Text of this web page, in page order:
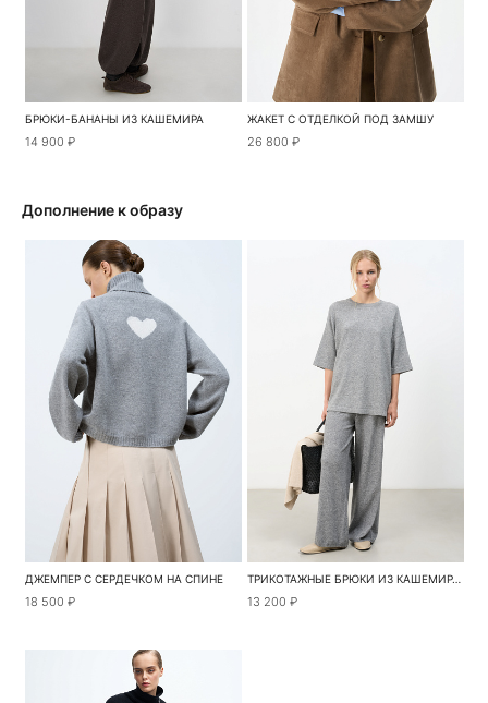
БРЮКИ-БАНАНЫ ИЗ КАШЕМИРА
14 900 ₽
ЖАКЕТ С ОТДЕЛКОЙ ПОД ЗАМШУ
26 800 ₽
Дополнение к образу
ДЖЕМПЕР С СЕРДЕЧКОМ НА СПИНЕ
18 500 ₽
ТРИКОТАЖНЫЕ БРЮКИ ИЗ КАШЕМИРА И ШЕРСТИ
13 200 ₽